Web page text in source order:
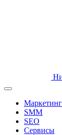
Маркетинг
SMM
SEO
Сервисы